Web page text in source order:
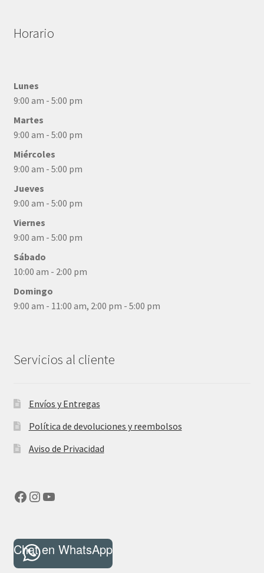
Horario
Lunes
9:00 am - 5:00 pm
Martes
9:00 am - 5:00 pm
Miércoles
9:00 am - 5:00 pm
Jueves
9:00 am - 5:00 pm
Viernes
9:00 am - 5:00 pm
Sábado
10:00 am - 2:00 pm
Domingo
9:00 am - 11:00 am, 2:00 pm - 5:00 pm
Servicios al cliente
Envíos y Entregas
Política de devoluciones y reembolsos
Aviso de Privacidad
Facebook
Instagram
YouTube
Chat en WhatsApp